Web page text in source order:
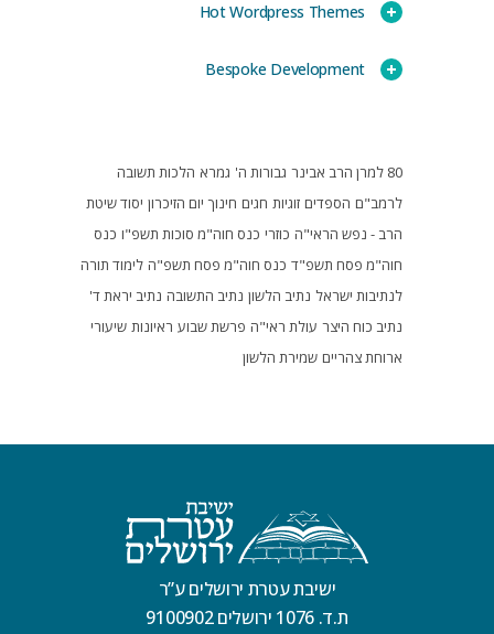
Hot Wordpress Themes
Bespoke Development
80 למרן הרב אבינר גבורות ה' גמרא הלכות תשובה
לרמב"ם הספדים זוגיות חגים חינוך יום הזיכרון יסוד שיטת
הרב - נפש הראי"ה כוזרי כנס חוה"מ סוכות תשפ"ו כנס
חוה"מ פסח תשפ"ד כנס חוה"מ פסח תשפ"ה לימוד תורה
לנתיבות ישראל נתיב הלשון נתיב התשובה נתיב יראת ד'
נתיב כוח היצר עולת ראי"ה פרשת שבוע ראיונות שיעורי
ארוחת צהריים שמירת הלשון
ישיבת עטרת ירושלים ע”ר
ת.ד. 1076 ירושלים 9100902